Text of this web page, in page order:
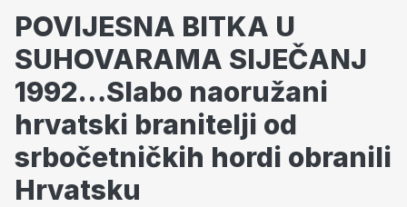
POVIJESNA BITKA U
SUHOVARAMA SIJEČANJ
1992…Slabo naoružani
hrvatski branitelji od
srbočetničkih hordi obranili
Hrvatsku